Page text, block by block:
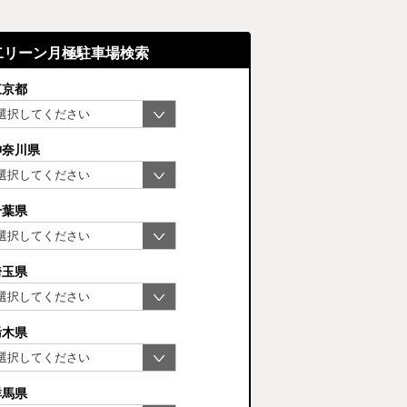
リーン月極駐車場検索
都
川県
県
県
県
県